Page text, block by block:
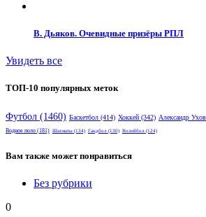
В. Дьяков. Очевидные призёры РПЛ
Увидеть все
ТОП-10 популярных меток
Футбол (1460) Баскетбол (414) Хоккей (342) Александр Ухов
Водное поло (181) Шахматы (134) Гандбол (130) Волейбол (124)
Вам также может понравиться
Без рубрики
0